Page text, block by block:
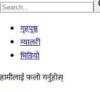
गृहपृष्ठ
ग्यालरी
भिडियो
हामीलाई फलो गर्नुहोस्